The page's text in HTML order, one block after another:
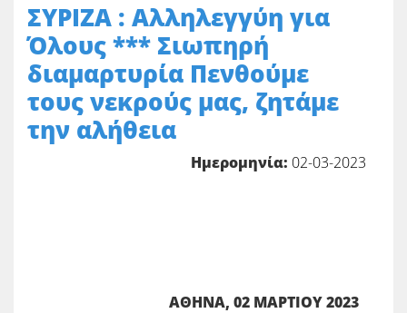
ΣΥΡΙΖΑ : Αλληλεγγύη για
Όλους *** Σιωπηρή
διαμαρτυρία Πενθούμε
τους νεκρούς μας, ζητάμε
την αλήθεια
Ημερομηνία: 02-03-2023
ΑΘΗΝΑ, 02 ΜΑΡΤΙΟΥ 2023